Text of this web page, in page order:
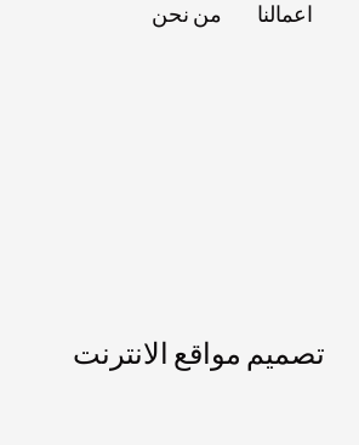
اعمالنا من نحن
تصميم مواقع الانترنت